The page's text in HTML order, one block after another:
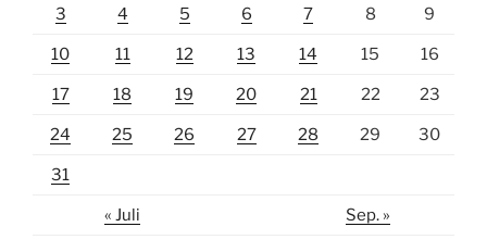
3 4 5 6 7 8 9
10 11 12 13 14 15 16
17 18 19 20 21 22 23
24 25 26 27 28 29 30
31
« Juli Sep. »